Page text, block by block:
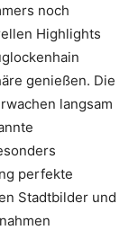
noch
Highlights
genießen. Die
langsam
perfekte
Stadtbilder und